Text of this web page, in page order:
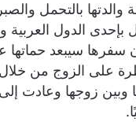
والدتها بالتحمل
بإحدى الدول
سفرها سيبعد حماتها
على الزوج من خلال
وبين زوجها وعادت